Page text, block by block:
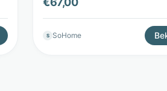
S SoHome